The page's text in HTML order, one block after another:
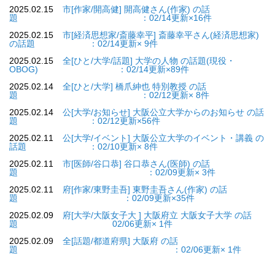
2025.02.15
市[作家/開高健] 開高健さん(作家) の話
題 ：02/14更新×16件
2025.02.15
市[経済思想家/斎藤幸平] 斎藤幸平さん(経済思想家)
の話題 ：02/14更新× 9件
2025.02.15
全[ひと/大学/話題] 大学の人物 の話題(現役・
OBOG) ：02/14更新×89件
2025.02.14
全[ひと/大学] 橋爪紳也 特別教授 の話
題 ：02/12更新× 8件
2025.02.14
公[大学/お知らせ] 大阪公立大学からのお知らせ の話
題 ：02/12更新×56件
2025.02.11
公[大学/イベント] 大阪公立大学のイベント・講義 の
話題 ：02/10更新× 8件
2025.02.11
市[医師/谷口恭] 谷口恭さん(医師) の話
題 ：02/09更新× 3件
2025.02.11
府[作家/東野圭吾] 東野圭吾さん(作家) の話
題 ：02/09更新×35件
2025.02.09
府[大学/大阪女子大 ] 大阪府立 大阪女子大学 の話
題 02/06更新× 1件
2025.02.09
全[話題/都道府県] 大阪府 の話
題 ：02/06更新× 1件